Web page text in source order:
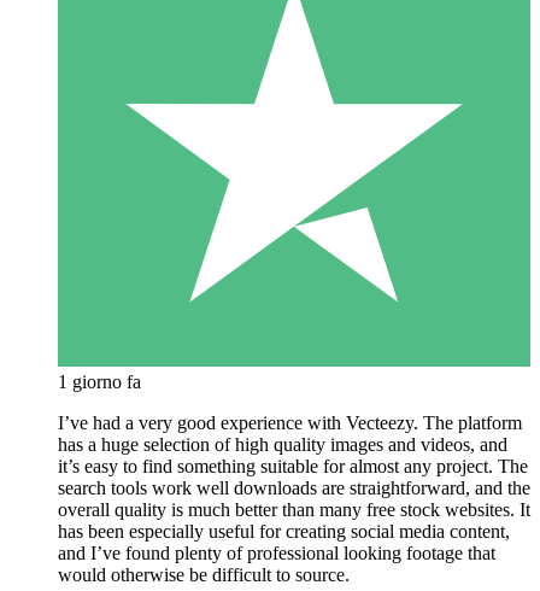
1 giorno fa
I’ve had a very good experience with Vecteezy. The platform
has a huge selection of high quality images and videos, and
it’s easy to find something suitable for almost any project. The
search tools work well downloads are straightforward, and the
overall quality is much better than many free stock websites. It
has been especially useful for creating social media content,
and I’ve found plenty of professional looking footage that
would otherwise be difficult to source.